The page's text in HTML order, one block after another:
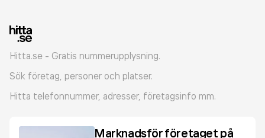
Hitta.se - Gratis nummerupplysning.
Sök företag, personer och platser.
Hitta telefonnummer, adresser, företagsinfo mm.
Marknadsför företaget på